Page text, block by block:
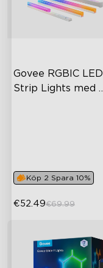
Govee RGBIC LED
Strip Lights med
Köp 2 Spara 10%
€52.49€69.99